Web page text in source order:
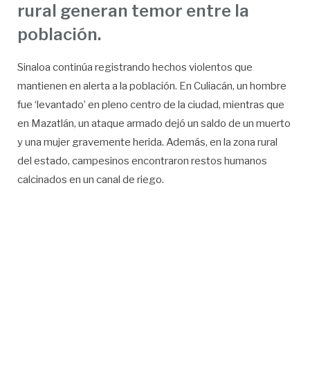
rural generan temor entre la
población.
Sinaloa continúa registrando hechos violentos que
mantienen en alerta a la población. En Culiacán, un hombre
fue ‘levantado’ en pleno centro de la ciudad, mientras que
en Mazatlán, un ataque armado dejó un saldo de un muerto
y una mujer gravemente herida. Además, en la zona rural
del estado, campesinos encontraron restos humanos
calcinados en un canal de riego.